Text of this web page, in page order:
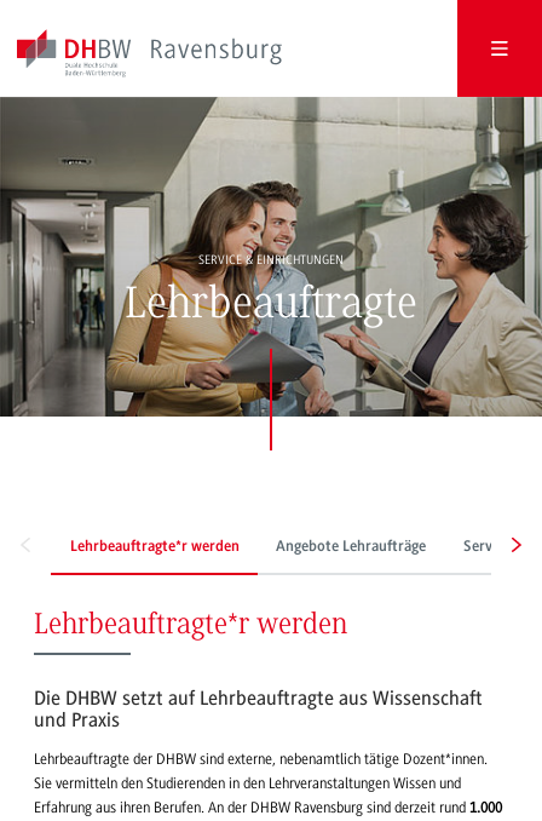
SERVICE & EINRICHTUNGEN
Lehrbeauftragte
Lehrbeauftragte*r werden Angebote Lehraufträge Service für
Lehrbeauftragte*r werden
Die DHBW setzt auf Lehrbeauftragte aus Wissenschaft
und Praxis
Lehrbeauftragte der DHBW sind externe, nebenamtlich tätige Dozent*innen.
Sie vermitteln den Studierenden in den Lehrveranstaltungen Wissen und
Erfahrung aus ihren Berufen. An der DHBW Ravensburg sind derzeit rund 1.000